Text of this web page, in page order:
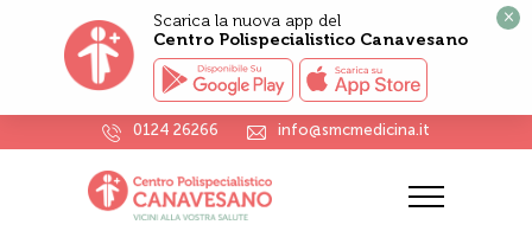
0124 26266 info@smcmedicina.it
ENDOCRINOLOGIA
HOME
VISITE SPECIALISTICHE
Scarica la nuova app del
Centro Polispecialistico Canavesano
×